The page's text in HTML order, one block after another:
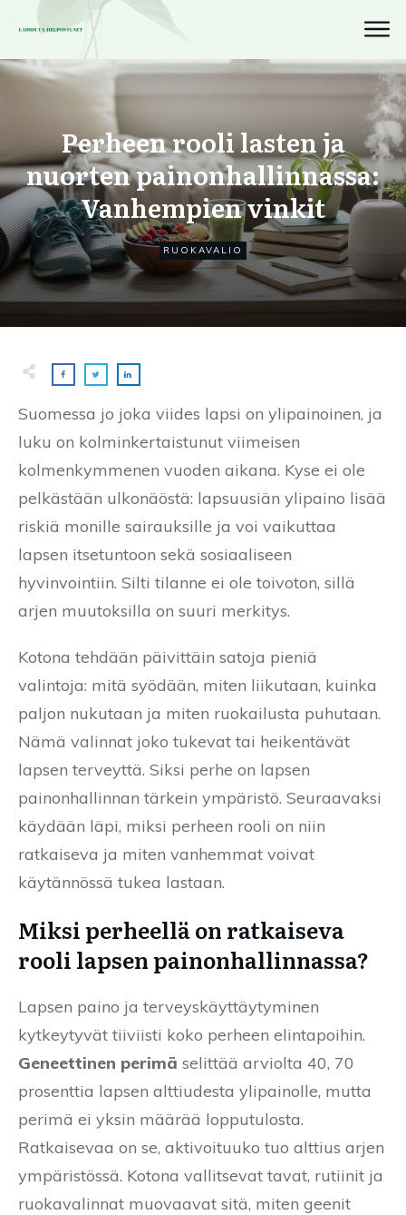
Perheen rooli lasten ja
nuorten painonhallinnassa:
Vanhempien vinkit
RUOKAVALIO
Suomessa jo joka viides lapsi on ylipainoinen, ja
luku on kolminkertaistunut viimeisen
kolmenkymmenen vuoden aikana. Kyse ei ole
pelkästään ulkonäöstä: lapsuusiän ylipaino lisää
riskiä monille sairauksille ja voi vaikuttaa
lapsen itsetuntoon sekä sosiaaliseen
hyvinvointiin. Silti tilanne ei ole toivoton, sillä
arjen muutoksilla on suuri merkitys.
Kotona tehdään päivittäin satoja pieniä
valintoja: mitä syödään, miten liikutaan, kuinka
paljon nukutaan ja miten ruokailusta puhutaan.
Nämä valinnat joko tukevat tai heikentävät
lapsen terveyttä. Siksi perhe on lapsen
painonhallinnan tärkein ympäristö. Seuraavaksi
käydään läpi, miksi perheen rooli on niin
ratkaiseva ja miten vanhemmat voivat
käytännössä tukea lastaan.
Miksi perheellä on ratkaiseva
rooli lapsen painonhallinnassa?
Lapsen paino ja terveyskäyttäytyminen
kytkeytyvät tiiviisti koko perheen elintapoihin.
Geneettinen perimä selittää arviolta 40, 70
prosenttia lapsen alttiudesta ylipainolle, mutta
perimä ei yksin määrää lopputulosta.
Ratkaisevaa on se, aktivoituuko tuo alttius arjen
ympäristössä. Kotona vallitsevat tavat, rutiinit ja
ruokavalinnat muovaavat sitä, miten geenit